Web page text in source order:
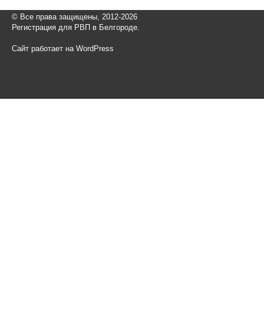
© Все права защищены, 2012-2026
Регистрация для РВП в Белгороде.
Сайт работает на WordPress